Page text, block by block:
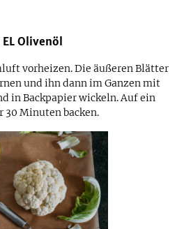
EL Olivenöl
vorheizen. Die äußeren Blätter
und ihn dann im Ganzen mit
in Backpapier wickeln. Auf ein
30 Minuten backen.